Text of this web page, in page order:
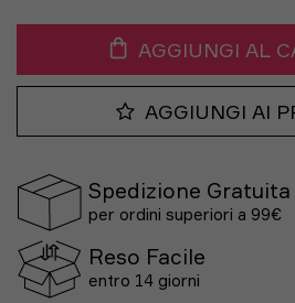
AGGIUNGI AL
AGGIUNGI AI
Spedizione Gratuita
per ordini superiori a 99€
Reso Facile
entro 14 giorni